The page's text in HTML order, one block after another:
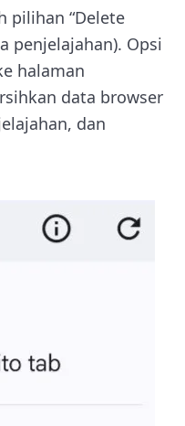
pilihan “Delete
penjelajahan). Opsi
halaman
data browser
dan